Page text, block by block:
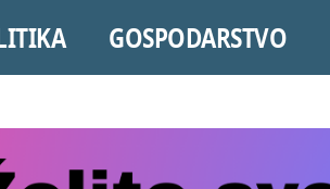
GOSPODARSTVO